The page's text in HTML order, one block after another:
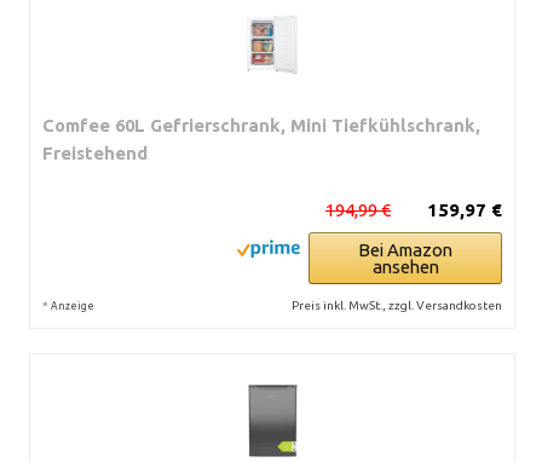
Comfee 60L Gefrierschrank, Mini Tiefkühlschrank,
Freistehend
159,97 €
194,99 €
Bei Amazon
ansehen
* Anzeige Preis inkl. MwSt., zzgl. Versandkosten